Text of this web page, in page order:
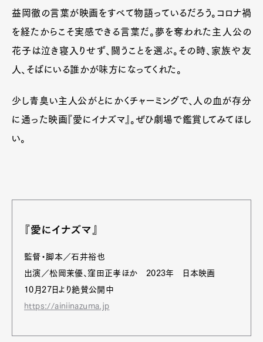
益岡徹の言葉が映画をすべて物語っているだろう。コロナ禍
を経たからこそ実感できる言葉だ。夢を奪われた主人公の
花子は泣き寝入りせず、闘うことを選ぶ。その時、家族や友
人、そばにいる誰かが味方になってくれた。
少し青臭い主人公がとにかくチャーミングで、人の血が存分
に通った映画『愛にイナズマ』。ぜひ劇場で鑑賞してみてほし
い。
『愛にイナズマ』
監督・脚本／石井裕也
出演／松岡茉優、窪田正孝ほか 2023年 日本映画
10月27日より絶賛公開中
https://ainiinazuma.jp